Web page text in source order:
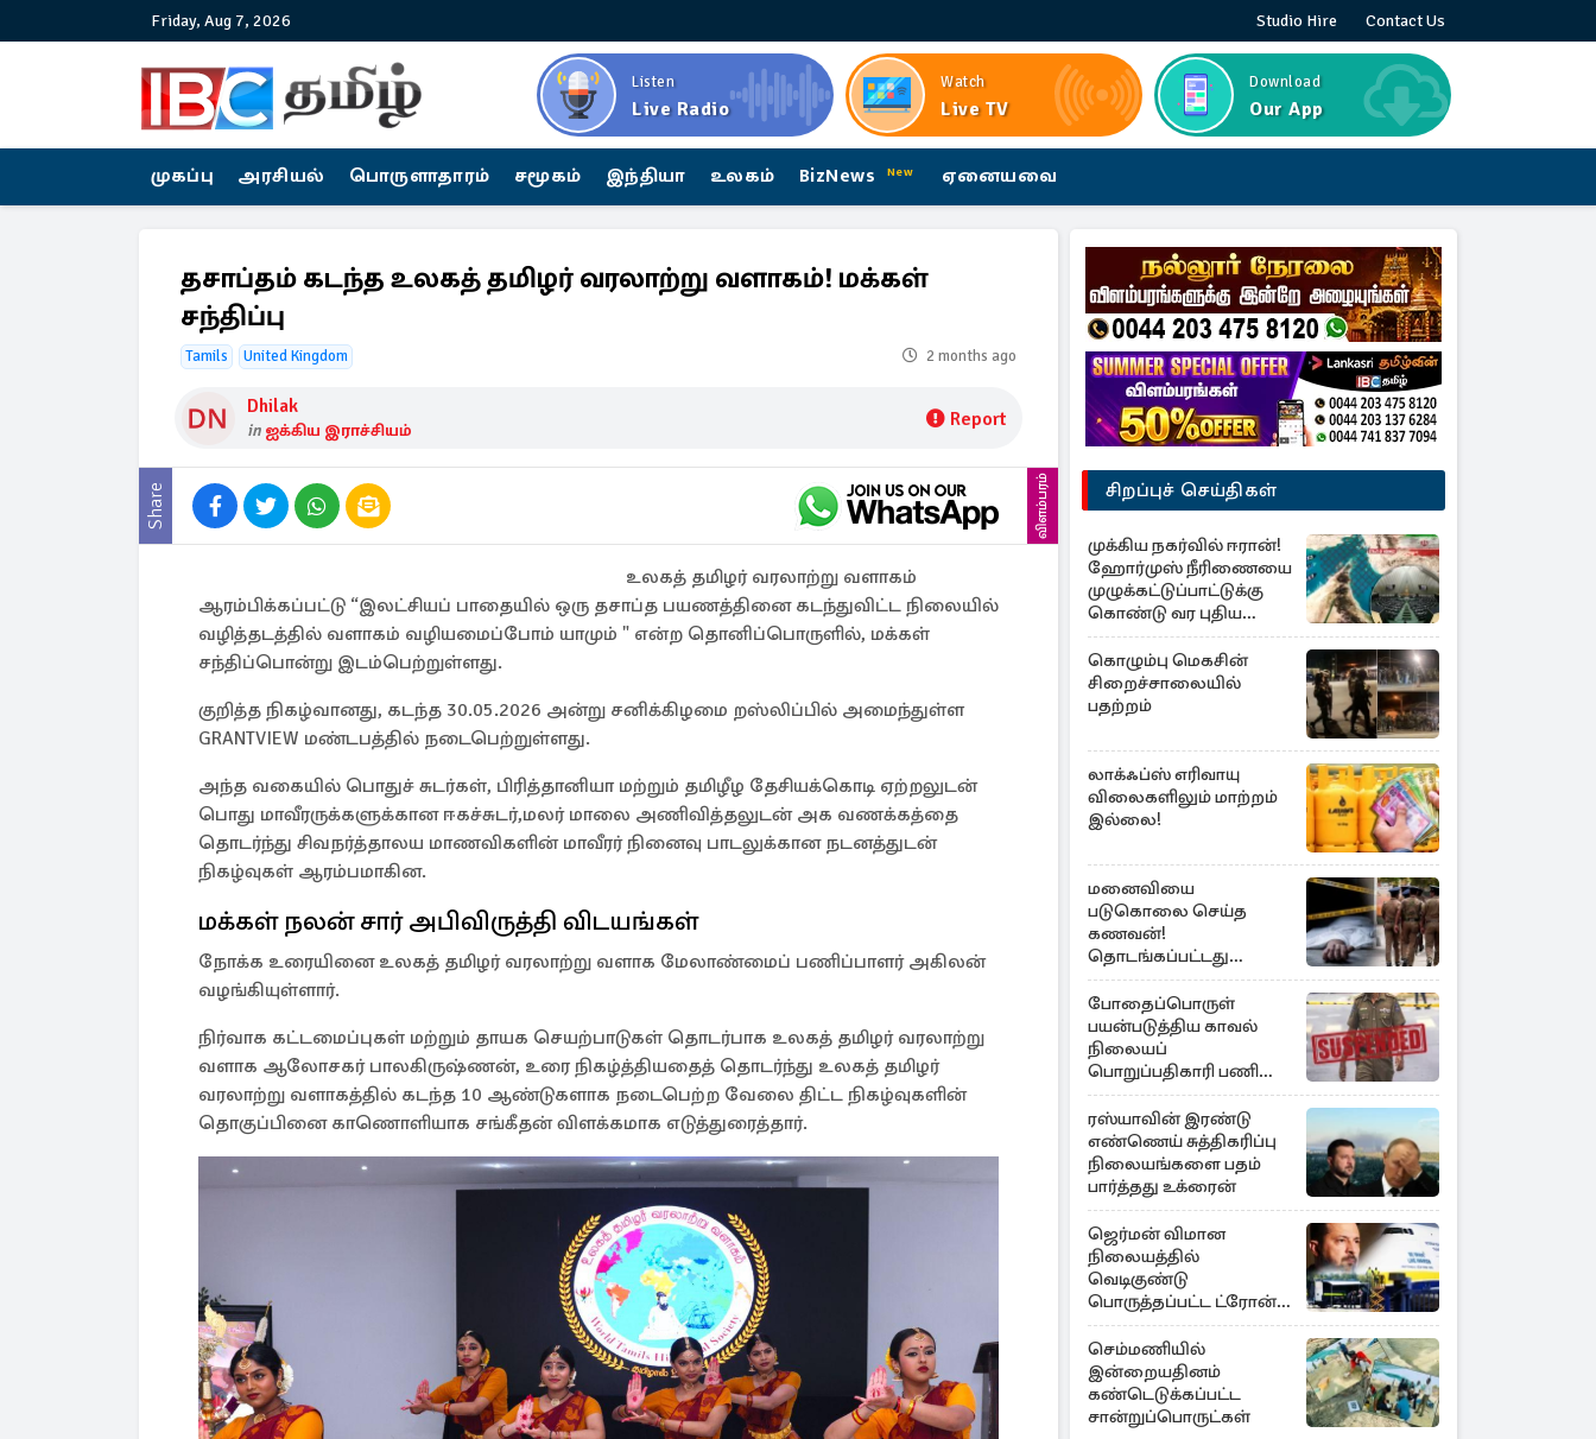
Friday, Aug 7, 2026 Studio Hire Contact Us
Listen
Live Radio
Watch
Live TV
Download
Our App
முகப்பு அரசியல் பொருளாதாரம் சமூகம் இந்தியா உலகம் BizNews New ஏனையவை
தசாப்தம் கடந்த உலகத் தமிழர் வரலாற்று வளாகம்! மக்கள்
சந்திப்பு
Tamils United Kingdom 2 months ago
Dhilak
in ஐக்கிய இராச்சியம் Report
Share விளம்பரம்
உலகத் தமிழர் வரலாற்று வளாகம்
ஆரம்பிக்கப்பட்டு “இலட்சியப் பாதையில் ஒரு தசாப்த பயணத்தினை கடந்துவிட்ட நிலையில்
வழித்தடத்தில் வளாகம் வழியமைப்போம் யாமும் " என்ற தொனிப்பொருளில், மக்கள்
சந்திப்பொன்று இடம்பெற்றுள்ளது.
குறித்த நிகழ்வானது, கடந்த 30.05.2026 அன்று சனிக்கிழமை றஸ்லிப்பில் அமைந்துள்ள
GRANTVIEW மண்டபத்தில் நடைபெற்றுள்ளது.
அந்த வகையில் பொதுச் சுடர்கள், பிரித்தானியா மற்றும் தமிழீழ தேசியக்கொடி ஏற்றலுடன்
பொது மாவீரருக்களுக்கான ஈகச்சுடர்,மலர் மாலை அணிவித்தலுடன் அக வணக்கத்தை
தொடர்ந்து சிவநர்த்தாலய மாணவிகளின் மாவீரர் நினைவு பாடலுக்கான நடனத்துடன்
நிகழ்வுகள் ஆரம்பமாகின.
மக்கள் நலன் சார் அபிவிருத்தி விடயங்கள்
நோக்க உரையினை உலகத் தமிழர் வரலாற்று வளாக மேலாண்மைப் பணிப்பாளர் அகிலன்
வழங்கியுள்ளார்.
நிர்வாக கட்டமைப்புகள் மற்றும் தாயக செயற்பாடுகள் தொடர்பாக உலகத் தமிழர் வரலாற்று
வளாக ஆலோசகர் பாலகிருஷ்ணன், உரை நிகழ்த்தியதைத் தொடர்ந்து உலகத் தமிழர்
வரலாற்று வளாகத்தில் கடந்த 10 ஆண்டுகளாக நடைபெற்ற வேலை திட்ட நிகழ்வுகளின்
தொகுப்பினை காணொளியாக சங்கீதன் விளக்கமாக எடுத்துரைத்தார்.
சிறப்புச் செய்திகள்
முக்கிய நகர்வில் ஈரான்!
ஹோர்முஸ் நீரிணையை
முழுக்கட்டுப்பாட்டுக்கு
கொண்டு வர புதிய
சட்டமூலம்
கொழும்பு மெகசின்
சிறைச்சாலையில்
பதற்றம்
லாக்ஃப்ஸ் எரிவாயு
விலைகளிலும் மாற்றம்
இல்லை!
மனைவியை
படுகொலை செய்த
கணவன்!
தொடங்கப்பட்டது
விசாரணை
போதைப்பொருள்
பயன்படுத்திய காவல்
நிலையப்
பொறுப்பதிகாரி பணி
இடைநீக்கம்
ரஸ்யாவின் இரண்டு
எண்ணெய் சுத்திகரிப்பு
நிலையங்களை பதம்
பார்த்தது உக்ரைன்
ஜெர்மன் விமான
நிலையத்தில்
வெடிகுண்டு
பொருத்தப்பட்ட ட்ரோன்!
தப்பியது உக்ரைன்
விமானம்
செம்மணியில்
இன்றையதினம்
கண்டெடுக்கப்பட்ட
சான்றுப்பொருட்கள்